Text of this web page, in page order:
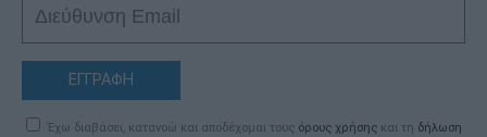
ΕΓΓΡΑΦΗ
Έχω διαβάσει, κατανοώ και αποδέχομαι τους όρους χρήσης και τη δήλωση